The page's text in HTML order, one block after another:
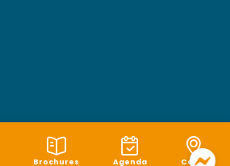
Brochures Agenda Carte